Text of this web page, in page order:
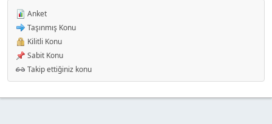
Anket
Taşınmış Konu
Kilitli Konu
Sabit Konu
Takip ettiğiniz konu